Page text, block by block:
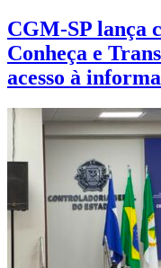
CGM-SP lança
Conheça e
acesso à